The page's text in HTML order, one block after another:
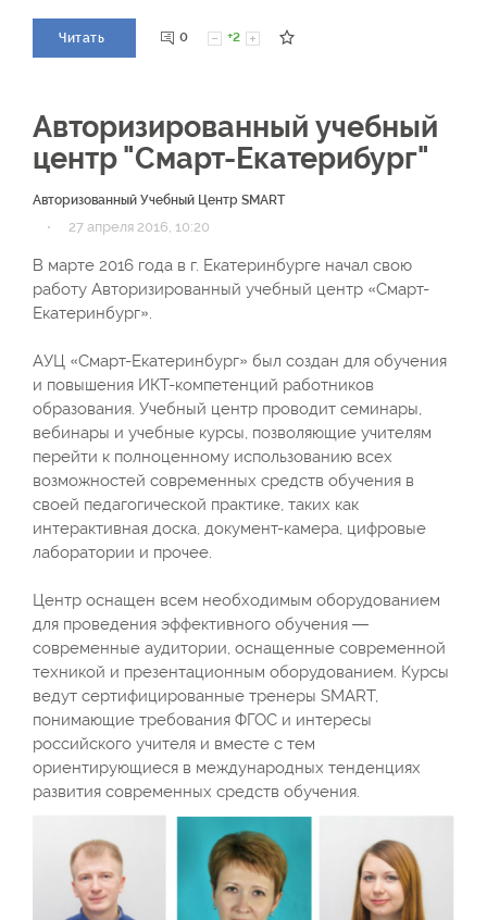
Читать 0 +2
Авторизированный учебный
центр "Смарт-Екатерибург"
Авторизованный Учебный Центр SMART
· 27 апреля 2016, 10:20
В марте 2016 года в г. Екатеринбурге начал свою
работу Авторизированный учебный центр «Смарт-
Екатеринбург».
АУЦ «Смарт-Екатеринбург» был создан для обучения
и повышения ИКТ-компетенций работников
образования. Учебный центр проводит семинары,
вебинары и учебные курсы, позволяющие учителям
перейти к полноценному использованию всех
возможностей современных средств обучения в
своей педагогической практике, таких как
интерактивная доска, документ-камера, цифровые
лаборатории и прочее.
Центр оснащен всем необходимым оборудованием
для проведения эффективного обучения —
современные аудитории, оснащенные современной
техникой и презентационным оборудованием. Курсы
ведут сертифицированные тренеры SMART,
понимающие требования ФГОС и интересы
российского учителя и вместе с тем
ориентирующиеся в международных тенденциях
развития современных средств обучения.